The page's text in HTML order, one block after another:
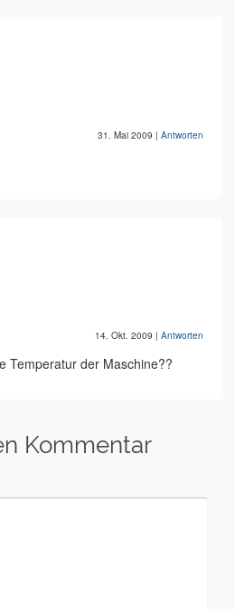
31. Mai 2009 | Antworten
14. Okt. 2009 | Antworten
Temperatur der Maschine??
Kommentar